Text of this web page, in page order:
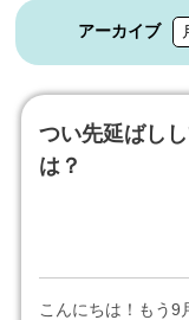
アーカイブ
つい先延ばし
は？
こんにちは！もう9